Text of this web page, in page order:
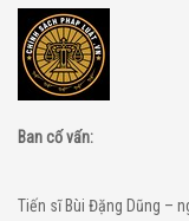
Ban cố vấn:
Tiến sĩ Bùi Đặng Dũng –